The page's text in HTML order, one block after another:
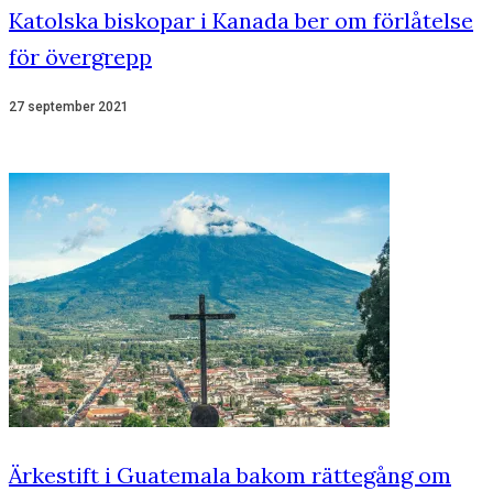
Katolska biskopar i Kanada ber om förlåtelse
för övergrepp
27 september 2021
Ärkestift i Guatemala bakom rättegång om